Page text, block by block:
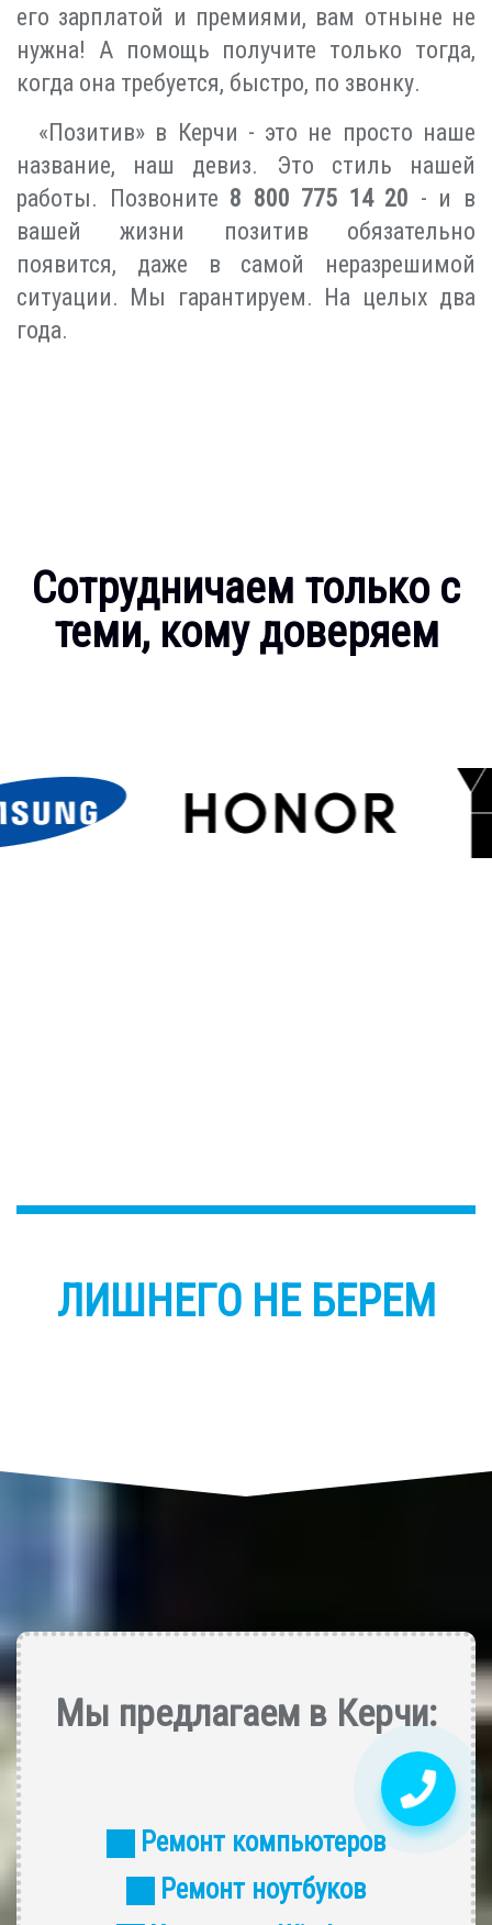
его зарплатой и премиями, вам отныне не
нужна! А помощь получите только тогда,
когда она требуется, быстро, по звонку.
«Позитив» в Керчи - это не просто наше
название, наш девиз. Это стиль нашей
работы. Позвоните 8 800 775 14 20 - и в
вашей жизни позитив обязательно
появится, даже в самой неразрешимой
ситуации. Мы гарантируем. На целых два
года.
Сотрудничаем только с
теми, кому доверяем
ЛИШНЕГО НЕ БЕРЕМ
Мы предлагаем в Керчи:
Ремонт компьютеров
Ремонт ноутбуков